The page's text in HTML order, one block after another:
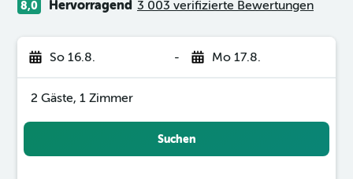
8,0 Hervorragend 3 003 verifizierte Bewertungen
So 16.8. - Mo 17.8.
2 Gäste, 1 Zimmer
Suchen